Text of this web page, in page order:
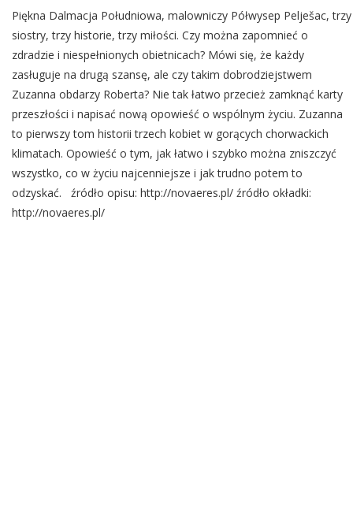
Piękna Dalmacja Południowa, malowniczy Półwysep Pelješac, trzy
siostry, trzy historie, trzy miłości. Czy można zapomnieć o
zdradzie i niespełnionych obietnicach? Mówi się, że każdy
zasługuje na drugą szansę, ale czy takim dobrodziejstwem
Zuzanna obdarzy Roberta? Nie tak łatwo przecież zamknąć karty
przeszłości i napisać nową opowieść o wspólnym życiu. Zuzanna
to pierwszy tom historii trzech kobiet w gorących chorwackich
klimatach. Opowieść o tym, jak łatwo i szybko można zniszczyć
wszystko, co w życiu najcenniejsze i jak trudno potem to
odzyskać. źródło opisu: http://novaeres.pl/ źródło okładki:
http://novaeres.pl/